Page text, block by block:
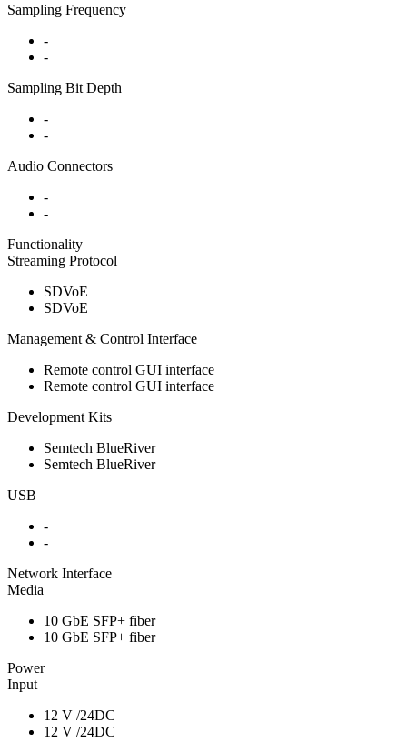
Sampling Frequency
-
-
Sampling Bit Depth
-
-
Audio Connectors
-
-
Functionality
Streaming Protocol
SDVoE
SDVoE
Management & Control Interface
Remote control GUI interface
Remote control GUI interface
Development Kits
Semtech BlueRiver
Semtech BlueRiver
USB
-
-
Network Interface
Media
10 GbE SFP+ fiber
10 GbE SFP+ fiber
Power
Input
12 V /24DC
12 V /24DC